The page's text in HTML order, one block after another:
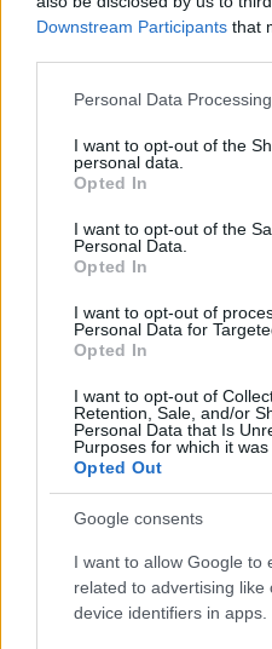
Downstream Participants that
Please note that this website/
not limited to your visit or
grant or deny consent to
use your data for below
consent section.
Personal Data
I want to opt-out of the
personal data.
Opted In
I want to opt-out of the
Personal Data.
Opted In
I want to opt-out of
Personal Data for
Opted In
I want to opt-out of
Retention, Sale, and/or
Personal Data that Is
Purposes for which it was
Opted Out
Google consents
I want to allow Google to
related to advertising like
device identifiers in apps.
való cári beavatkozást, és
II. Miklóscárt és
Mária mennybemenetele
mezőn ez alkalomból tartott
tolongásban több mint
1899 Megnyílt az első hágai
amelyen hadi jogi tárgyú
az emberiesebb hadviselésről.
1909 Felavatták a
bibliotékáját, amelynek
berendeztek.
1944 A szovjet kormány
kitelepítését.
1953 Jacqueline Cochran
versenypilóta első nőként